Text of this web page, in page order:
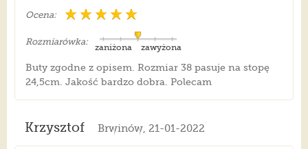
Ocena:
Rozmiarówka:
zawyżona
zaniżona
Buty zgodne z opisem. Rozmiar 38 pasuje na stopę
24,5cm. Jakość bardzo dobra. Polecam
Krzysztof Brwinów, 21-01-2022